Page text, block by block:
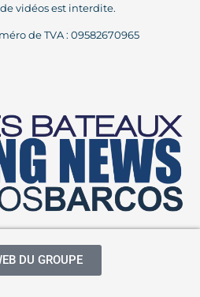
vidéos est interdite.
de TVA : 09582670965
DU GROUPE